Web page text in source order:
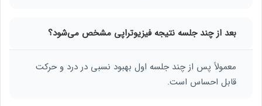
بعد از چند جلسه نتیجه فیزیوتراپی مشخص می‌شود؟
معمولاً پس از چند جلسه اول بهبود نسبی در درد و حرکت
قابل احساس است.